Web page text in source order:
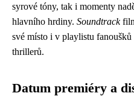
syrové tóny, tak i momenty
hlavního hrdiny. Soundtrack
své místo i v playlistu
thrillerů.
Datum premiéry a